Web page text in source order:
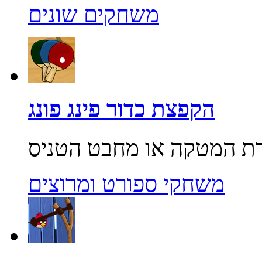
משחקים שונים
הקפצת כדור פינג פונג
משחקי ספורט ומרוצים